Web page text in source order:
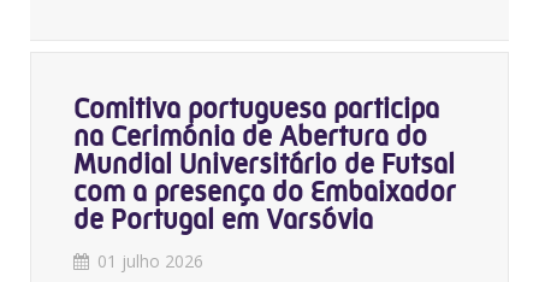
Comitiva portuguesa participa
na Cerimónia de Abertura do
Mundial Universitário de Futsal
com a presença do Embaixador
de Portugal em Varsóvia
01 julho 2026